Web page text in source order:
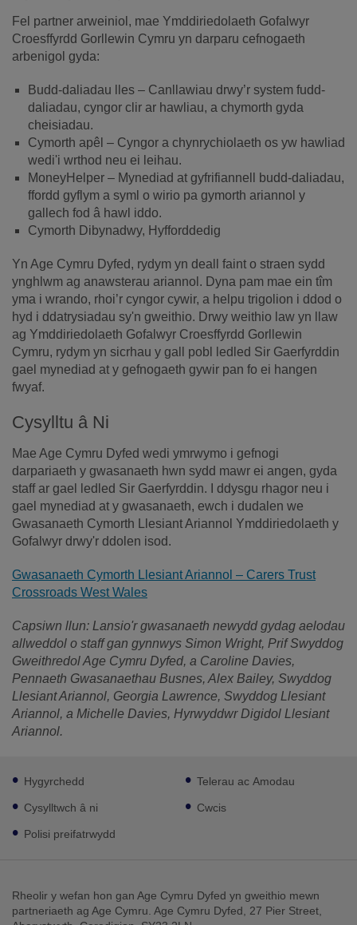
Fel partner arweiniol, mae Ymddiriedolaeth Gofalwyr
Croesffyrdd Gorllewin Cymru yn darparu cefnogaeth
arbenigol gyda:
Budd-daliadau lles – Canllawiau drwy’r system fudd-
daliadau, cyngor clir ar hawliau, a chymorth gyda
cheisiadau.
Cymorth apêl – Cyngor a chynrychiolaeth os yw hawliad
wedi'i wrthod neu ei leihau.
MoneyHelper – Mynediad at gyfrifiannell budd-daliadau,
ffordd gyflym a syml o wirio pa gymorth ariannol y
gallech fod â hawl iddo.
Cymorth Dibynadwy, Hyfforddedig
Yn Age Cymru Dyfed, rydym yn deall faint o straen sydd
ynghlwm ag anawsterau ariannol. Dyna pam mae ein tîm
yma i wrando, rhoi’r cyngor cywir, a helpu trigolion i ddod o
hyd i ddatrysiadau sy'n gweithio. Drwy weithio law yn llaw
ag Ymddiriedolaeth Gofalwyr Croesffyrdd Gorllewin
Cymru, rydym yn sicrhau y gall pobl ledled Sir Gaerfyrddin
gael mynediad at y gefnogaeth gywir pan fo ei hangen
fwyaf.
Cysylltu â Ni
Mae Age Cymru Dyfed wedi ymrwymo i gefnogi
darpariaeth y gwasanaeth hwn sydd mawr ei angen, gyda
staff ar gael ledled Sir Gaerfyrddin. I ddysgu rhagor neu i
gael mynediad at y gwasanaeth, ewch i dudalen we
Gwasanaeth Cymorth Llesiant Ariannol Ymddiriedolaeth y
Gofalwyr drwy'r ddolen isod.
Gwasanaeth Cymorth Llesiant Ariannol – Carers Trust
Crossroads West Wales
Capsiwn llun: Lansio'r gwasanaeth newydd gydag aelodau
allweddol o staff gan gynnwys Simon Wright, Prif Swyddog
Gweithredol Age Cymru Dyfed, a Caroline Davies,
Pennaeth Gwasanaethau Busnes, Alex Bailey, Swyddog
Llesiant Ariannol, Georgia Lawrence, Swyddog Llesiant
Ariannol, a Michelle Davies, Hyrwyddwr Digidol Llesiant
Ariannol.
Footer
sub
links
Hygyrchedd
Cysylltwch â ni
Polisi preifatrwydd
Telerau ac Amodau
Cwcis
Rheolir y wefan hon gan Age Cymru Dyfed yn gweithio mewn
partneriaeth ag Age Cymru. Age Cymru Dyfed, 27 Pier Street,